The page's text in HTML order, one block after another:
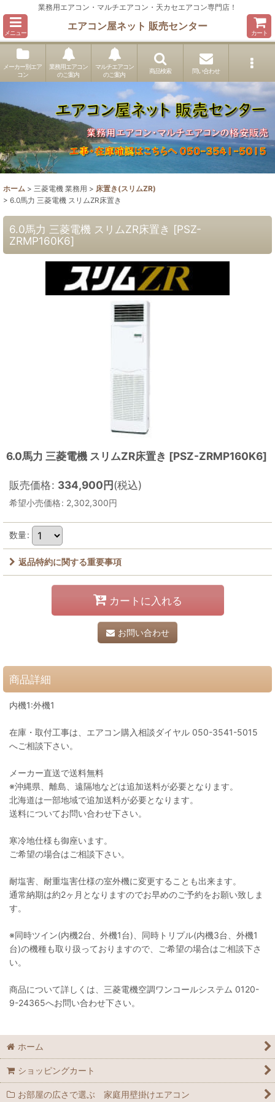
業務用エアコン・マルチエアコン・天カセエアコン専門店！
メニュー
エアコン屋ネット 販売センター
カート
メーカー別エア
コン
業務用エアコン
のご案内
マルチエアコン
のご案内
商品検索 問い合わせ
ホーム > 三菱電機 業務用 > 床置き(スリムZR)
> 6.0馬力 三菱電機 スリムZR床置き
6.0馬力 三菱電機 スリムZR床置き [PSZ-
ZRMP160K6]
6.0馬力 三菱電機 スリムZR床置き [PSZ-ZRMP160K6]
販売価格: 334,900円(税込)
希望小売価格: 2,302,300円
数量:
返品特約に関する重要事項
カートに入れる
お問い合わせ
商品詳細
内機1:外機1
在庫・取付工事は、エアコン購入相談ダイヤル 050-3541-5015
へご相談下さい。
メーカー直送で送料無料
※沖縄県、離島、遠隔地などは追加送料が必要となります。
北海道は一部地域で追加送料が必要となります。
送料についてお問い合わせ下さい。
寒冷地仕様も御座います。
ご希望の場合はご相談下さい。
耐塩害、耐重塩害仕様の室外機に変更することも出来ます。
通常納期は約2ヶ月となりますのでお早めのご予約をお願い致しま
す。
※同時ツイン(内機2台、外機1台)、同時トリプル(内機3台、外機1
台)の機種も取り扱っておりますので、ご希望の場合はご相談下さ
い。
商品について詳しくは、三菱電機空調ワンコールシステム 0120-
9-24365へお問い合わせ下さい。
ホーム
ショッピングカート
お部屋の広さで選ぶ 家庭用壁掛けエアコン